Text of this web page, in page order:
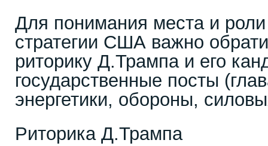
Для понимания места и
стратегии США важно
риторику Д.Трампа и его
государственные посты
энергетики, обороны,
Риторика Д.Трампа